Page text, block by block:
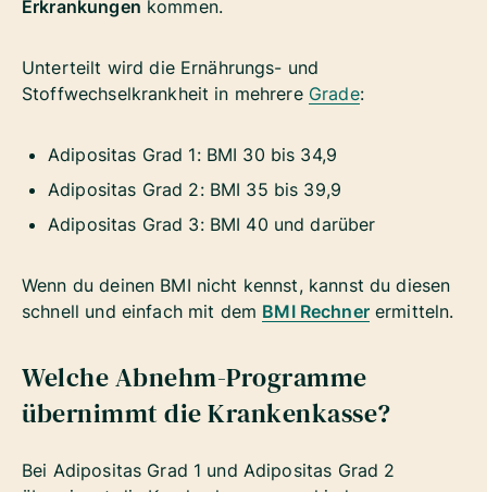
Erkrankungen kommen.
Unterteilt wird die Ernährungs- und
Stoffwechselkrankheit in mehrere Grade:
Adipositas Grad 1: BMI 30 bis 34,9
Adipositas Grad 2: BMI 35 bis 39,9
Adipositas Grad 3: BMI 40 und darüber
Wenn du deinen BMI nicht kennst, kannst du diesen
schnell und einfach mit dem BMI Rechnerermitteln.
Welche Abnehm-Programme
übernimmt die Krankenkasse?
Bei Adipositas Grad 1 und Adipositas Grad 2